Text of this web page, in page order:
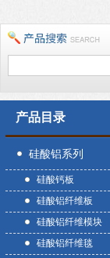
产品目录
硅酸铝系列
硅酸钙板
硅酸铝纤维板
硅酸铝纤维模块
硅酸铝纤维毯